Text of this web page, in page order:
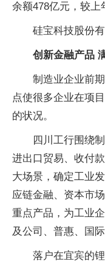
余额478亿元，较上
硅宝科技股份
创新金融产品
制造业企业前
点使很多企业在项
的状况。
四川工行围绕
进出口贸易、收付
大场景，确定工业
应链金融、资本市
重点产品，为工业
及公司、普惠、国
落户在宜宾的